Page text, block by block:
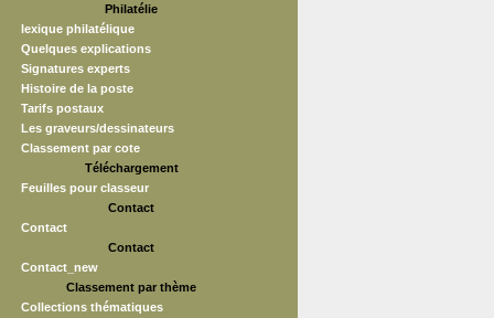
Philatélie
lexique philatélique
Quelques explications
Signatures experts
Histoire de la poste
Tarifs postaux
Les graveurs/dessinateurs
Classement par cote
Téléchargement
Feuilles pour classeur
Contact
Contact
Contact
Contact_new
Classement par thème
Collections thématiques